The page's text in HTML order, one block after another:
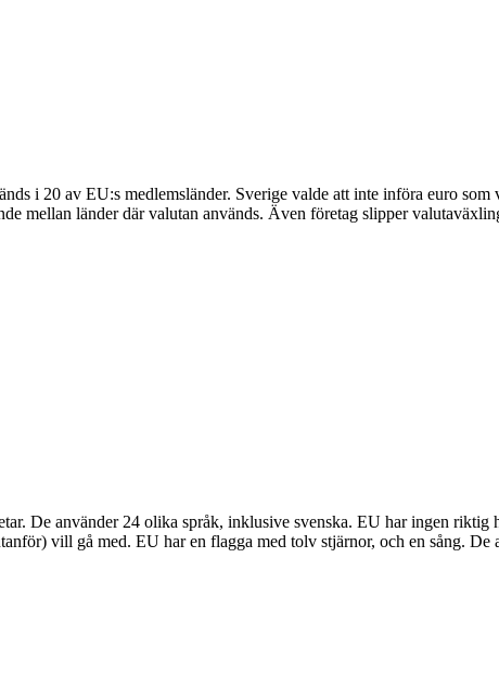
i 20 av EU:s medlemsländer. Sverige valde att inte införa euro
mellan länder där valutan används. Även företag slipper
De använder 24 olika språk, inklusive svenska. EU har ingen
vill gå med. EU har en flagga med tolv stjärnor, och en sång.